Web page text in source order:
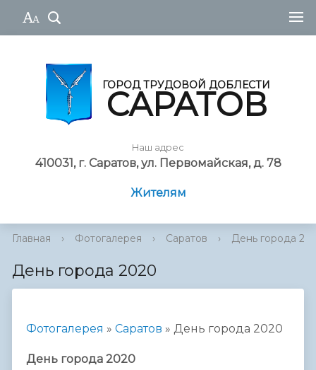
ГОРОД ТРУДОВОЙ ДОБЛЕСТИ
САРАТОВ
Наш адрес
410031, г. Саратов, ул. Первомайская, д. 78
Жителям
Главная › Фотогалерея › Саратов › День города
День города 2020
Фотогалерея » Саратов » День города 2020
День города 2020